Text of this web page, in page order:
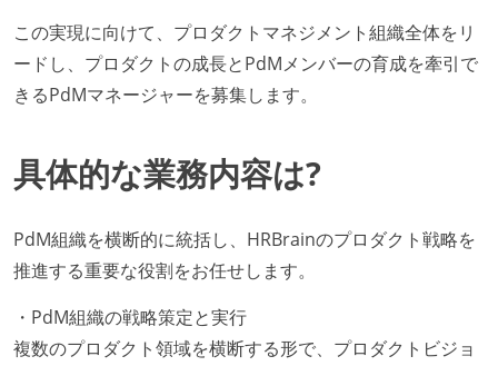
この実現に向けて、プロダクトマネジメント組織全体をリ
ードし、プロダクトの成長とPdMメンバーの育成を牽引で
きるPdMマネージャーを募集します。
具体的な業務内容は?
PdM組織を横断的に統括し、HRBrainのプロダクト戦略を
推進する重要な役割をお任せします。
・PdM組織の戦略策定と実行
複数のプロダクト領域を横断する形で、プロダクトビジョ